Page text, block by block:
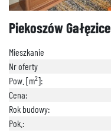
Piekoszów Gałęzice
Mieszkanie
Nr oferty
Pow. [m2]:
Cena:
Rok budowy:
Pok.: